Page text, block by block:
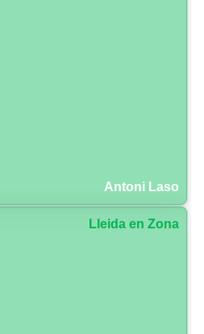
Antoni Laso
Lleida en Zona